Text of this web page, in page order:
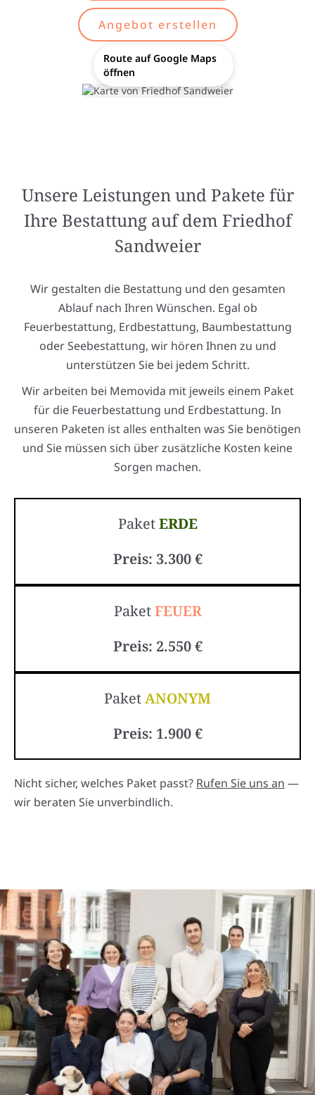
Angebot erstellen
Route auf Google Maps
öffnen
Unsere Leistungen und Pakete für
Ihre Bestattung auf dem Friedhof
Sandweier
Wir gestalten die Bestattung und den gesamten
Ablauf nach Ihren Wünschen. Egal ob
Feuerbestattung, Erdbestattung, Baumbestattung
oder Seebestattung, wir hören Ihnen zu und
unterstützen Sie bei jedem Schritt.
Wir arbeiten bei Memovida mit jeweils einem Paket
für die Feuerbestattung und Erdbestattung. In
unseren Paketen ist alles enthalten was Sie benötigen
und Sie müssen sich über zusätzliche Kosten keine
Sorgen machen.
PaketERDE
Preis: 3.300 €
PaketFEUER
Preis: 2.550 €
PaketANONYM
Preis: 1.900 €
Nicht sicher, welches Paket passt? Rufen Sie uns an —
wir beraten Sie unverbindlich.